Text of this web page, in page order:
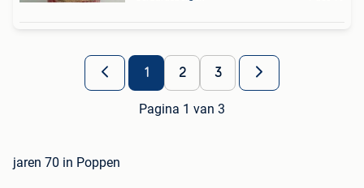
1 2 3
Pagina 1 van 3
jaren 70 in Poppen